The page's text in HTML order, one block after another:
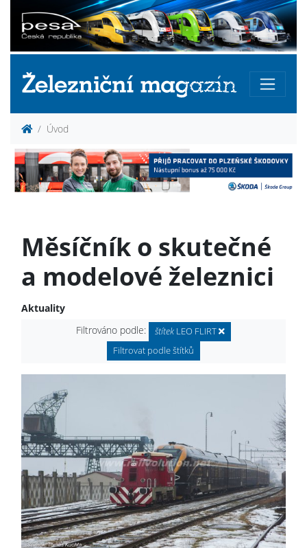
Úvod
Měsíčník o skutečné
a modelové železnici
Aktuality
Filtrováno podle:
štítek LEO FLIRT
Filtrovat podle štítků